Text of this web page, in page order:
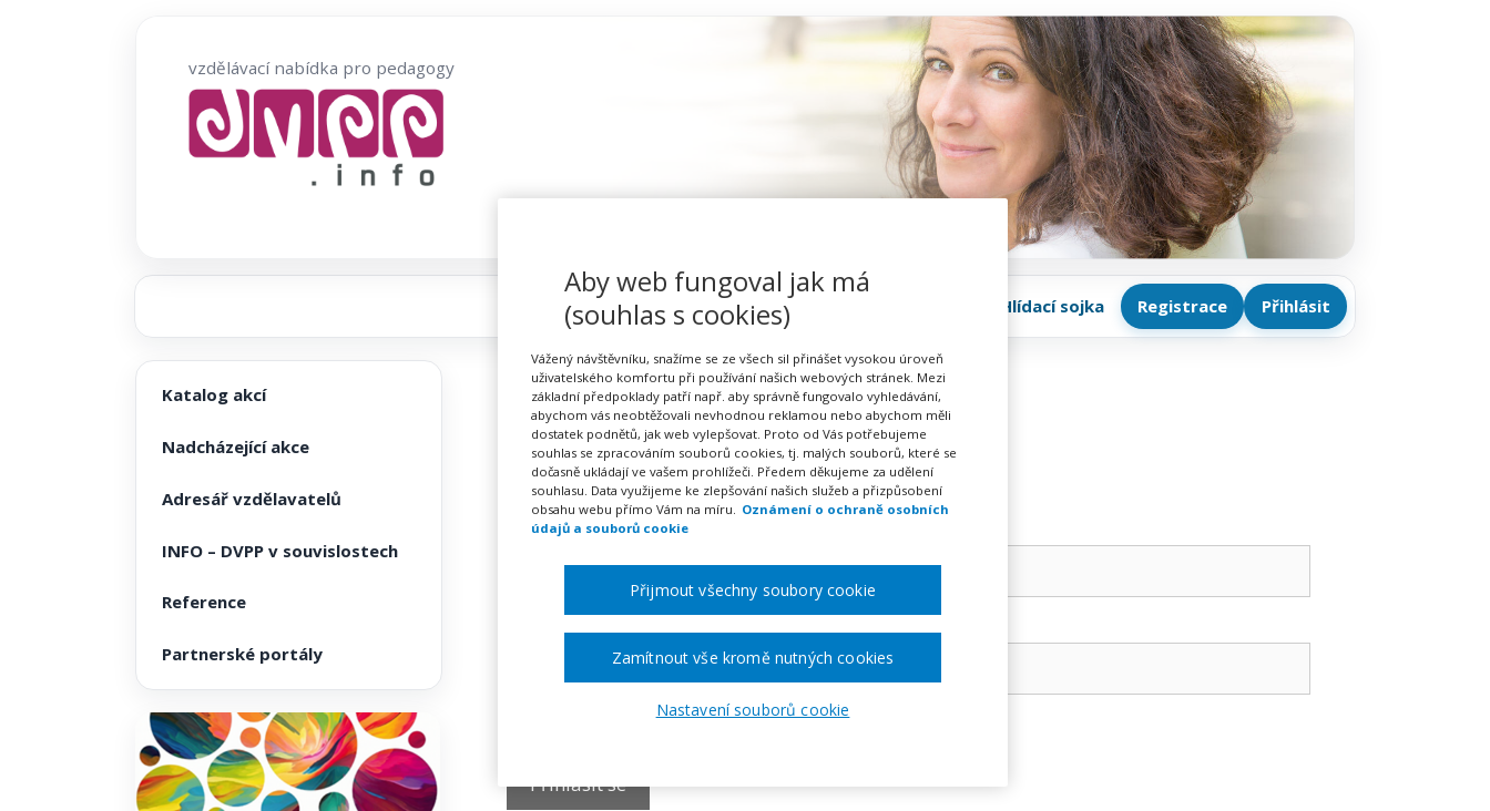
vzdělávací nabídka pro pedagogy
Hlídací sojka Registrace Přihlásit
Přihlásit se
E-mail
Pamatovat si mě
Katalog akcí
Nadcházející akce
Adresář vzdělavatelů
INFO – DVPP v souvislostech
Reference
Partnerské portály
Aby web fungoval jak má
(souhlas s cookies)
Vážený návštěvníku, snažíme se ze všech sil přinášet vysokou úroveň
uživatelského komfortu při používání našich webových stránek. Mezi
základní předpoklady patří např. aby správně fungovalo vyhledávání,
abychom vás neobtěžovali nevhodnou reklamou nebo abychom měli
dostatek podnětů, jak web vylepšovat. Proto od Vás potřebujeme
souhlas se zpracováním souborů cookies, tj. malých souborů, které se
dočasně ukládají ve vašem prohlížeči. Předem děkujeme za udělení
souhlasu. Data využijeme ke zlepšování našich služeb a přizpůsobení
obsahu webu přímo Vám na míru. Oznámení o ochraně osobních
údajů a souborů cookie
Nastavení souborů cookie
Zamítnout vše kromě nutných cookies
Přijmout všechny soubory cookie